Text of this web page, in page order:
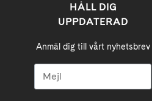
HÅLL DIG
UPPDATERAD
Anmäl dig till vårt nyhetsbrev